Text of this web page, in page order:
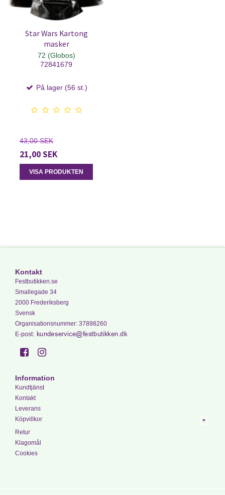
Star Wars Kartong
masker
72 (Globos)
72841679
På lager (56 st.)
43,00 SEK
21,00 SEK
VISA PRODUKTEN
Kontakt
Festbutikken.se
Smallegade 34
2000 Frederiksberg
Svensk
Organisationsnummer: 37898260
E-post:
Information
Kundtjänst
Kontakt
Leverans
Köpvillkor
Retur
Klagomål
Cookies